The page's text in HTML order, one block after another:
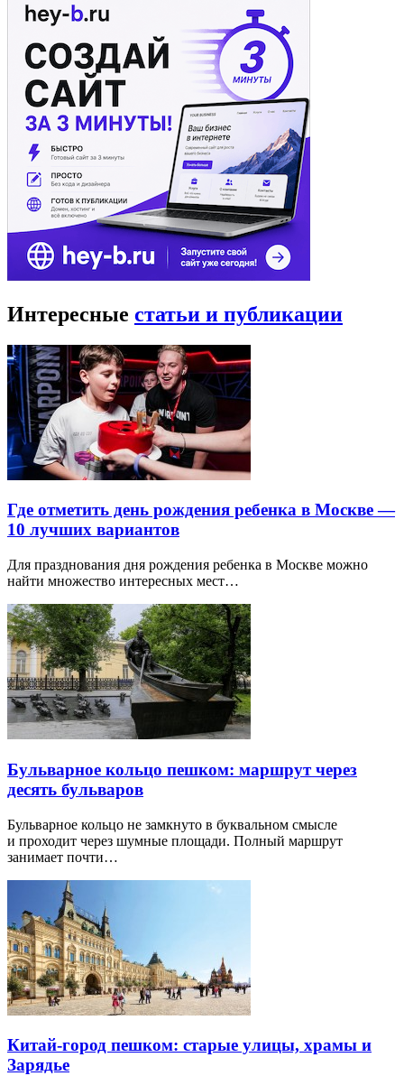
Интересные статьи и публикации
Где отметить день рождения ребенка в Москве —
10 лучших вариантов
Для празднования дня рождения ребенка в Москве можно
найти множество интересных мест…
Бульварное кольцо пешком: маршрут через
десять бульваров
Бульварное кольцо не замкнуто в буквальном смысле
и проходит через шумные площади. Полный маршрут
занимает почти…
Китай-город пешком: старые улицы, храмы и
Зарядье